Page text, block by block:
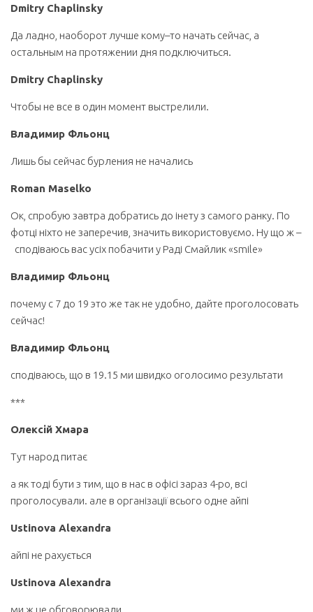
Dmitry Chaplinsky
Да ладно, наоборот лучше кому–то начать сейчас, а
остальным на протяжении дня подключиться.
Dmitry Chaplinsky
Чтобы не все в один момент выстрелили.
Владимир Фльонц
Лишь бы сейчас бурления не начались
Roman Maselko
Ок, спробую завтра добратись до інету з самого ранку. По
фотці ніхто не заперечив, значить використовуємо. Ну що ж –
сподіваюсь вас усіх побачити у Раді Смайлик «smile»
Владимир Фльонц
почему с 7 до 19 это же так не удобно, дайте проголосовать
сейчас!
Владимир Фльонц
сподіваюсь, що в 19.15 ми швидко оголосимо результати
***
Олексій Хмара
Тут народ питає
а як тоді бути з тим, що в нас в офісі зараз 4-ро, всі
проголосували. але в організації всього одне айпі
Ustinova Alexandra
айпі не рахується
Ustinova Alexandra
ми ж це обговорювали